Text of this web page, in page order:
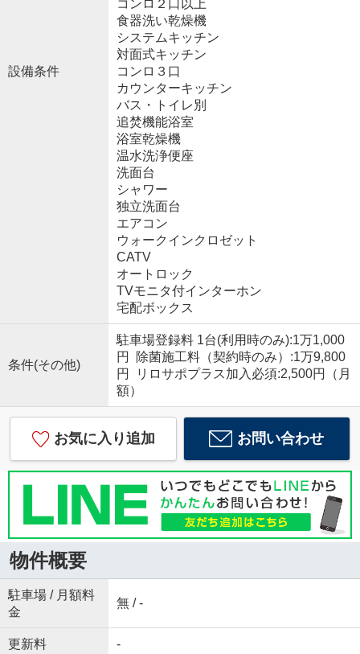
設備条件
コンロ２口以上
食器洗い乾燥機
システムキッチン
対面式キッチン
コンロ３口
カウンターキッチン
バス・トイレ別
追焚機能浴室
浴室乾燥機
温水洗浄便座
洗面台
シャワー
独立洗面台
エアコン
ウォークインクロゼット
CATV
オートロック
TVモニタ付インターホン
宅配ボックス
条件(その他)
駐車場登録料 1台(利用時のみ):1万1,000
円 除菌施工料（契約時のみ）:1万9,800
円 リロサポプラス加入必須:2,500円（月
額）
お気に入り追加 お問い合わせ
物件概要
駐車場 / 月額料
金
無 / -
更新料 -